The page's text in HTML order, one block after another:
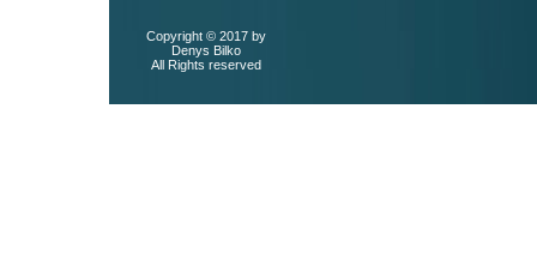
Copyright © 2017 by
Denys Bilko
All Rights reserved